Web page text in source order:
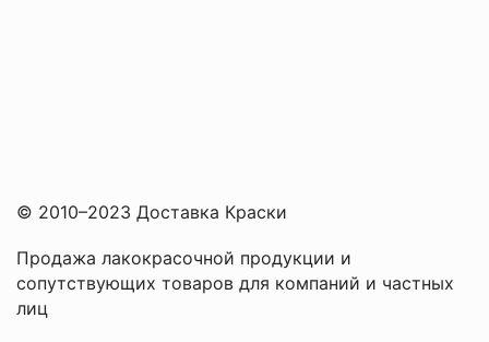
© 2010–2023 Доставка Краски
Продажа лакокрасочной продукции и
сопутствующих товаров для компаний и частных
лиц